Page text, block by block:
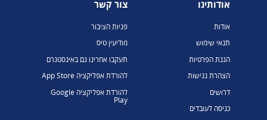
אודותינו
אודות
תנאי שימוש
הגנת הפרטיות
הצהרת נגישות
דרושים
כניסה לעובדים
צור קשר
פניות הציבור
מודיעין טיס
תעקבו אחרינו גם באינסטגרם
להורדת אפליקציה App Store
להורדת אפליקציה Google
Play